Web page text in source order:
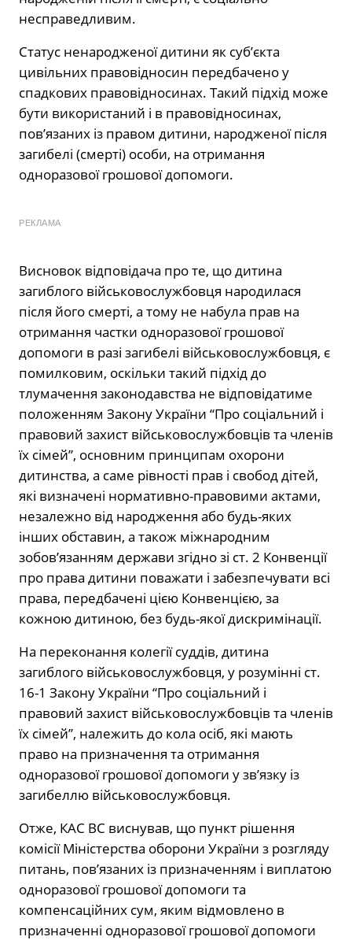
несправедливим.
Статус ненародженої дитини як суб’єкта
цивільних правовідносин передбачено у
спадкових правовідносинах. Такий підхід може
бути використаний і в правовідносинах,
пов’язаних із правом дитини, народженої після
загибелі (смерті) особи, на отримання
одноразової грошової допомоги.
РЕКЛАМА
Висновок відповідача про те, що дитина
загиблого військовослужбовця народилася
після його смерті, а тому не набула прав на
отримання частки одноразової грошової
допомоги в разі загибелі військовослужбовця, є
помилковим, оскільки такий підхід до
тлумачення законодавства не відповідатиме
положенням Закону України “Про соціальний і
правовий захист військовослужбовців та членів
їх сімей”, основним принципам охорони
дитинства, а саме рівності прав і свобод дітей,
які визначені нормативно-правовими актами,
незалежно від народження або будь-яких
інших обставин, а також міжнародним
зобов’язанням держави згідно зі ст. 2 Конвенції
про права дитини поважати і забезпечувати всі
права, передбачені цією Конвенцією, за
кожною дитиною, без будь-якої дискримінації.
На переконання колегії суддів, дитина
загиблого військовослужбовця, у розумінні ст.
16-1 Закону України “Про соціальний і
правовий захист військовослужбовців та членів
їх сімей”, належить до кола осіб, які мають
право на призначення та отримання
одноразової грошової допомоги у зв’язку із
загибеллю військовослужбовця.
Отже, КАС ВС виснував, що пункт рішення
комісії Міністерства оборони України з розгляду
питань, пов’язаних із призначенням і виплатою
одноразової грошової допомоги та
компенсаційних сум, яким відмовлено в
призначенні одноразової грошової допомоги